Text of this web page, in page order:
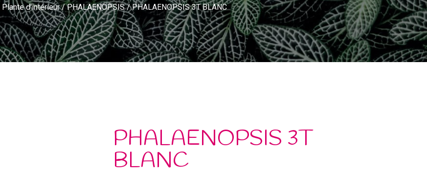
Plante d'intérieur/PHALAENOPSIS/ PHALAENOPSIS 3T BLANC
PHALAENOPSIS 3T
BLANC